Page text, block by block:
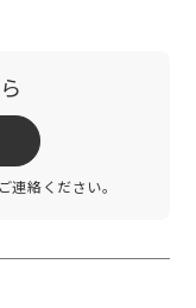
連絡ください。